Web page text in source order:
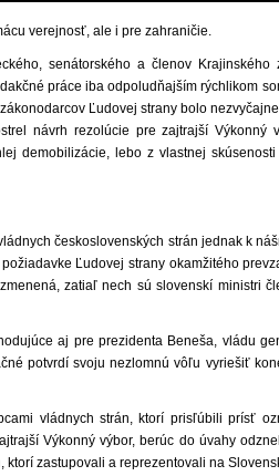
verejnosť, ale i pre zahraničie.
senátorského a členov Krajinského
práce iba odpoludňajším rýchlikom
Ľudovej strany bolo
návrh rezolúcie pre zajtrajší Výkonný
demobilizácie, lebo z vlastnej
československých strán jednak k
Ľudovej strany okamžitého
zatiaľ nech sú slovenskí ministri
aj pre prezidenta Beneša, vládu
potvrdí svoju nezlomnú vôľu vyriešiť
vládnych strán, ktorí prisľúbili prísť
Výkonný výbor, berúc do úvahy
zastupovali a reprezentovali na